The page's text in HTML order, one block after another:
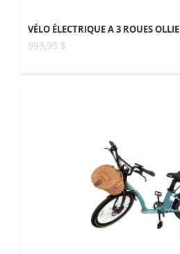
VÉLO ÉLECTRIQUE A 3 ROUES OLLIE
999,95 $